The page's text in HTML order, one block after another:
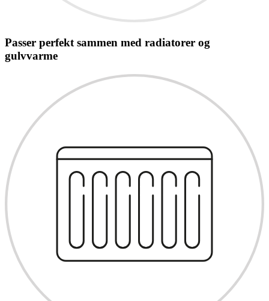
Passer perfekt sammen med radiatorer og
gulvvarme